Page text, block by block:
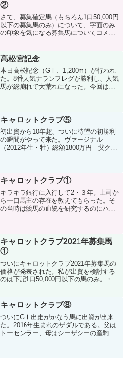
②
さて、募集確定馬（もちろん1口50,000円
以下の募集馬のみ）について、字面のみ
の印象を気になる募集馬についてコメン
イニング 募集価格（一口）：50,000
円 コメン...
高松宮記念
本日高松記念（GⅠ、1,200m）が行われ
た。8番人気ナランフレグが勝利し、人気
馬が総崩れで大荒れになった。今回は、
し、健闘実はダー...
キャロットクラブ⑤
初出資から10年超、ついに待望の初勝利
の瞬間がやって来た。ヴァージナル
（2012年生・牡）総額1800万円 父クロ
クロフネ×母父トニ...
キャロットクラブ①
キラキラ銀行に入行して2・３年。上司か
ら一口馬主の存在を教えてもらった。そ
の当時は競馬の血統を研究するのにハマ
しかし、何事も少しでも...
キャロットクラブ2021年募集馬
①
ついにキャロットクラブ2021年募集馬の
価格が発表された。私が出資を検討する
のは下記1口50,000円以下の馬のみ。・18
50,000円・27番 エンシェントヒ...
キャロットクラブ⑧
ついにGⅠ出走がかなう馬に出資が出来
た。2016年生まれのザダルである。父は
トーセンラー、母はシーザシーの産駒。